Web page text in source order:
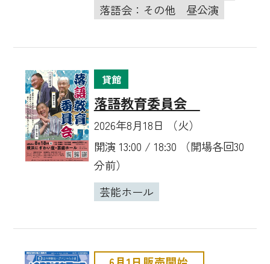
落語会：その他
昼公演
貸館
落語教育委員会
2026年8月18日 （火）
開演 13:00 / 18:30 （開場各回30
分前）
芸能ホール